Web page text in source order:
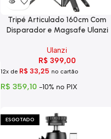
Tripé Articulado 160cm Com
Disparador e Magsafe Ulanzi
Ulanzi
R$ 399,00
12x de R$ 33,25 no cartão
R$ 359,10 -10% no PIX
ESGOTADO